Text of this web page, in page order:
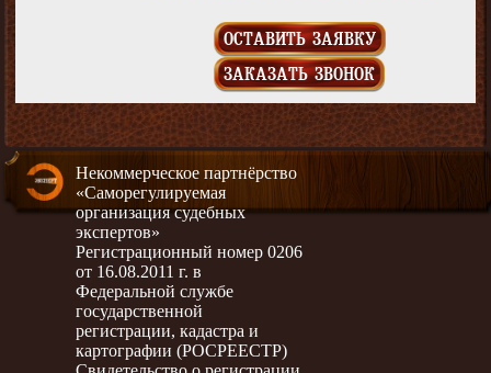
ОСТАВИТЬ ЗАЯВКУ
ЗАКАЗАТЬ ЗВОНОК
Некоммерческое партнёрство
«Саморегулируемая
организация судебных
экспертов»
Регистрационный номер 0206
от 16.08.2011 г. в
Федеральной службе
государственной
регистрации, кадастра и
картографии (РОСРЕЕСТР)